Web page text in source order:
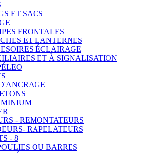
ET SACS
FRONTALES
ET LANTERNES
ÉCLAIRAGE
ET À SIGNALISATION
- REMONTATEURS
RAPELATEURS
- 8
OU BARRES